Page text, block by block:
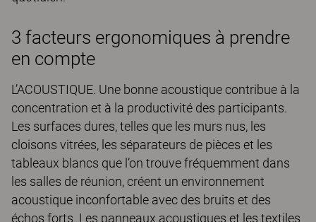
3 facteurs ergonomiques à prendre
en compte
L’ACOUSTIQUE. Une bonne acoustique contribue à la
concentration et à la productivité des participants.
Les surfaces dures, telles que les murs nus, les
cloisons vitrées, les séparateurs de pièces et les
tableaux blancs que l’on trouve fréquemment dans
les salles de réunion, créent un environnement
acoustique inconfortable avec des bruits et des
échos forts. Les panneaux acoustiques et les textiles